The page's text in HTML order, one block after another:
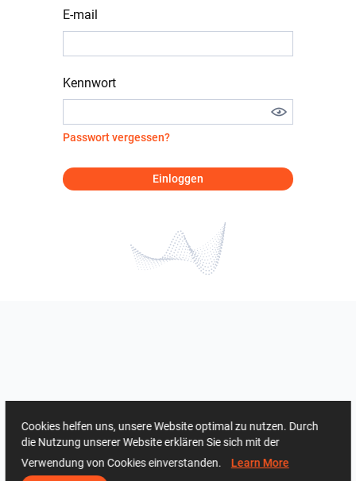
E-mail
Kennwort
Passwort vergessen?
Einloggen
Cookies helfen uns, unsere Website optimal zu nutzen. Durch
die Nutzung unserer Website erklären Sie sich mit der
Verwendung von Cookies einverstanden. Learn More